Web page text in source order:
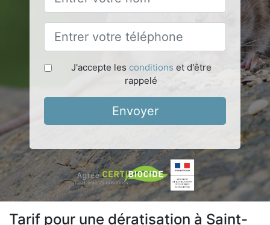
J'accepte les conditions et d'être
rappelé
Envoyer
Tarif pour une dératisation à Saint-